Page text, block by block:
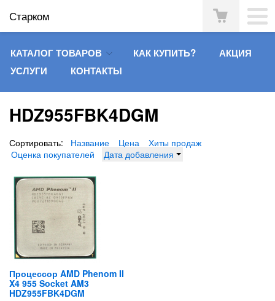
Старком
КАТАЛОГ ТОВАРОВ КАК КУПИТЬ?
АКЦИЯ
УСЛУГИ
КОНТАКТЫ
HDZ955FBK4DGM
Сортировать: Название Цена
Хиты продаж
Оценка покупателей
Дата добавления
Процессор AMD Phenom II
X4 955 Socket AM3
HDZ955FBK4DGM